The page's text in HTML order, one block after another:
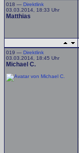
018 — Direktlink
03.03.2014, 18:33 Uhr
Matthias
019 — Direktlink
03.03.2014, 18:45 Uhr
Michael C.